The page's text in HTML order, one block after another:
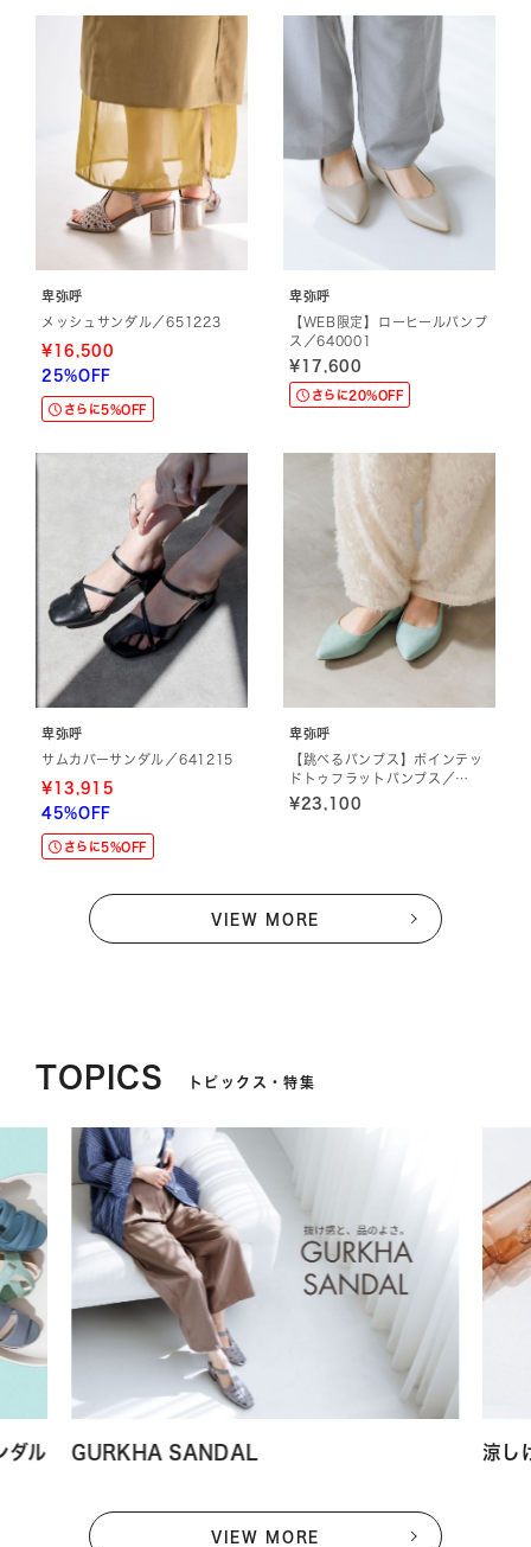
卑弥呼
メッシュサンダル／651223
¥16,500
25%OFF
さらに5%OFF
卑弥呼
【WEB限定】ローヒールパンプ
ス／640001
¥17,600
さらに20%OFF
卑弥呼
サムカバーサンダル／641215
¥13,915
45%OFF
さらに5%OFF
卑弥呼
【跳べるパンプス】ポインテッ
ドトゥフラットパンプス／
663105
¥23,100
VIEW MORE
TOPICS トピックス・特集
ダル GURKHA SANDAL 涼し
VIEW MORE